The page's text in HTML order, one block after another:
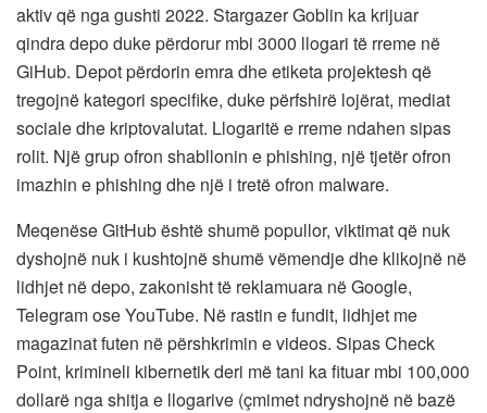
aktiv që nga gushti 2022. Stargazer Goblin ka krijuar
qindra depo duke përdorur mbi 3000 llogari të rreme në
GiHub. Depot përdorin emra dhe etiketa projektesh që
tregojnë kategori specifike, duke përfshirë lojërat, mediat
sociale dhe kriptovalutat. Llogaritë e rreme ndahen sipas
rolit. Një grup ofron shabllonin e phishing, një tjetër ofron
imazhin e phishing dhe një i tretë ofron malware.
Meqenëse GitHub është shumë popullor, viktimat që nuk
dyshojnë nuk i kushtojnë shumë vëmendje dhe klikojnë në
lidhjet në depo, zakonisht të reklamuara në Google,
Telegram ose YouTube. Në rastin e fundit, lidhjet me
magazinat futen në përshkrimin e videos. Sipas Check
Point, krimineli kibernetik deri më tani ka fituar mbi 100,000
dollarë nga shitja e llogarive (çmimet ndryshojnë në bazë